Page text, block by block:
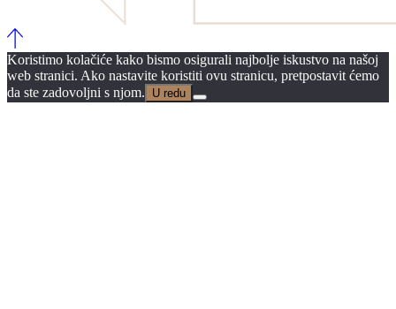
Koristimo kolačiće kako bismo osigurali najbolje iskustvo na našoj
web stranici. Ako nastavite koristiti ovu stranicu, pretpostavit ćemo
da ste zadovoljni s njom.
U redu